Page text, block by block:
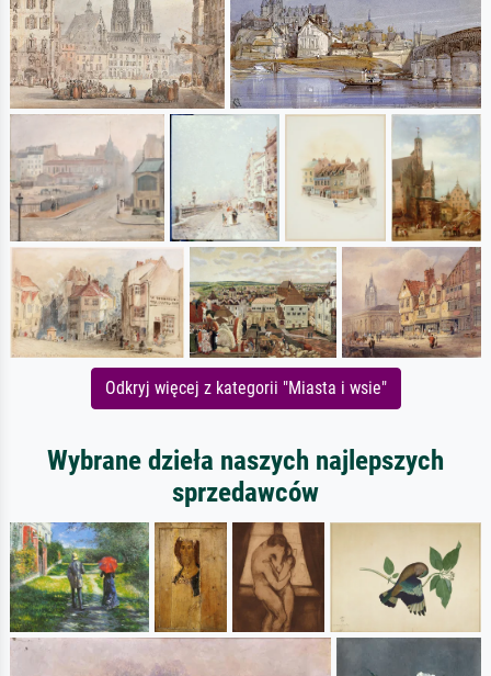
Odkryj więcej z kategorii "Miasta i wsie"
Wybrane dzieła naszych najlepszych
sprzedawców